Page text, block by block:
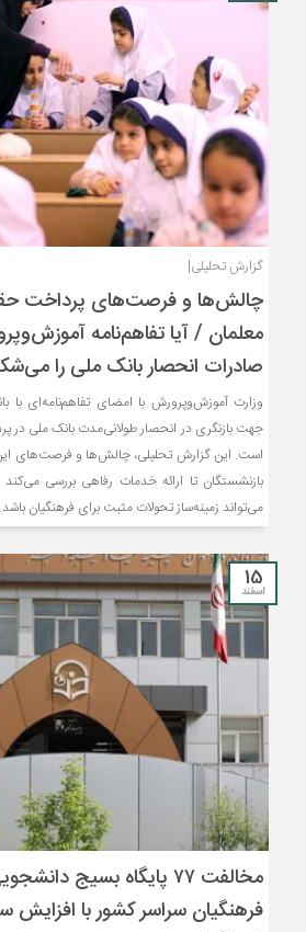
گزارش تحلیلی|
چالش‌ها و فرصت‌های پرداخت
معلمان / آیا تفاهم‌نامه
صادرات انحصار بانک ملی را
وزارت آموزش‌وپرورش با امضای تفاهم‌نامه‌ای با
جهت بازنگری در انحصار طولانی‌مدت بانک ملی در
است. این گزارش تحلیلی، چالش‌ها و فرصت‌های
بازنشستگان تا ارائه خدمات رفاهی بررسی
می‌تواند زمینه‌ساز تحولات مثبت برای فرهنگیان باشد.
15
اسفند
مخالفت ۷۷ پایگاه بسیج
فرهنگیان سراسر کشور با افزایش